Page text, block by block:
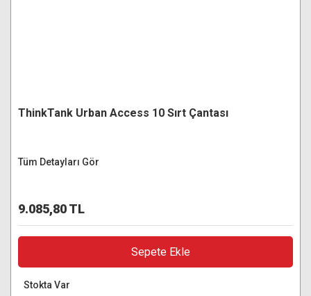
ThinkTank Urban Access 10 Sırt Çantası
Tüm Detayları Gör
9.085,80 TL
Sepete Ekle
Stokta Var